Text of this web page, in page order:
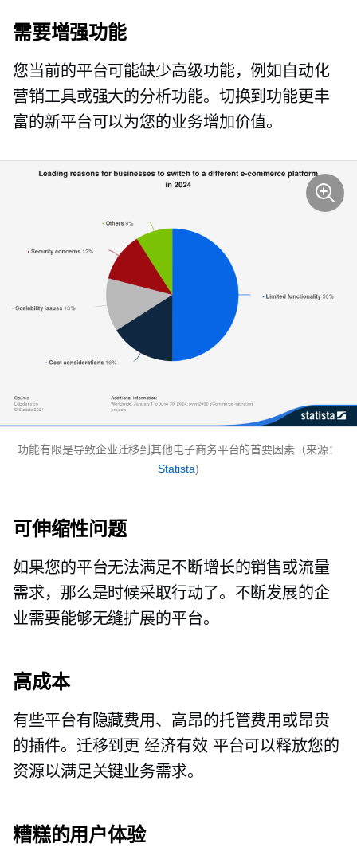
需要增强功能
您当前的平台可能缺少高级功能，例如自动化
营销工具或强大的分析功能。切换到功能更丰
富的新平台可以为您的业务增加价值。
功能有限是导致企业迁移到其他电子商务平台的首要因素（来源：
Statista)
可伸缩性问题
如果您的平台无法满足不断增长的销售或流量
需求，那么是时候采取行动了。不断发展的企
业需要能够无缝扩展的平台。
高成本
有些平台有隐藏费用、高昂的托管费用或昂贵
的插件。迁移到更经济有效 平台可以释放您的
资源以满足关键业务需求。
糟糕的用户体验